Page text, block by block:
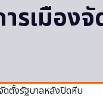
เมืองจั